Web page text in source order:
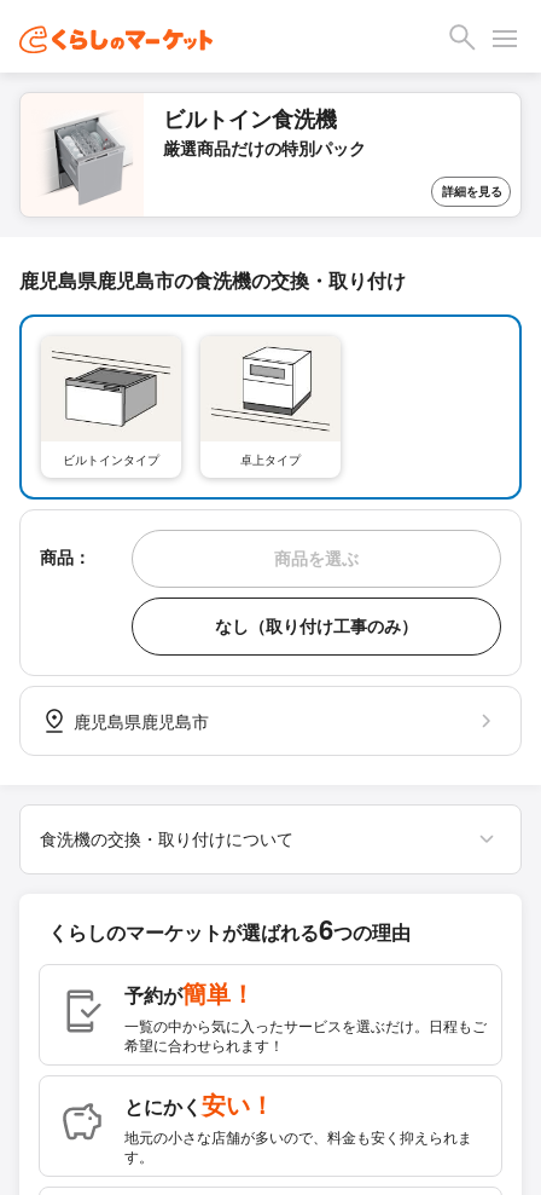
ビルトイン食洗機
厳選商品だけの特別パック
詳細を見る
鹿児島県鹿児島市の食洗機の交換・取り付け
ビルトインタイプ 卓上タイプ
商品： 商品を選ぶ
なし（取り付け工事のみ）
鹿児島県鹿児島市
食洗機の交換・取り付けについて
くらしのマーケットが選ばれる6つの理由
予約が簡単！
一覧の中から気に入ったサービスを選ぶだけ。日程もご
希望に合わせられます！
とにかく 安い！
地元の小さな店舗が多いので、料金も安く抑えられま
す。